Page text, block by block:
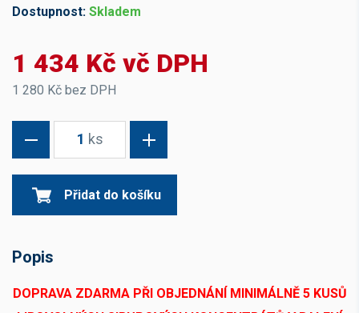
Dostupnost: Skladem
1 434 Kč vč DPH
1 280 Kč bez DPH
1 ks
Přidat do košíku
Popis
DOPRAVA ZDARMA PŘI OBJEDNÁNÍ MINIMÁLNĚ 5 KUSŮ